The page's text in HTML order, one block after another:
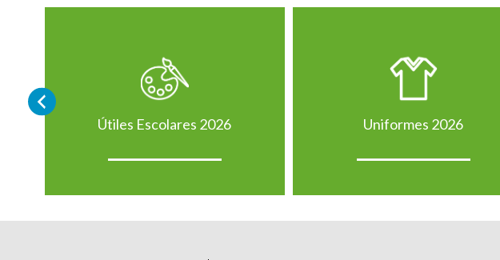
Útiles Escolares 2026 Uniformes 2026